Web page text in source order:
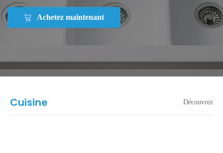
Achetez maintenant
Cuisine Découvrez